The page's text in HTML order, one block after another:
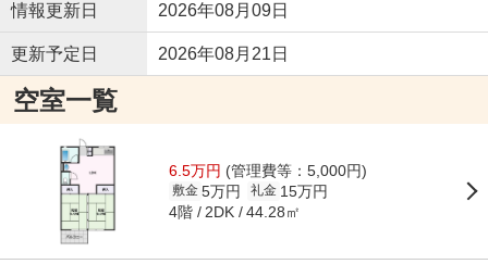
情報更新日 2026年08月09日
更新予定日 2026年08月21日
空室一覧
6.5万円 (管理費等：5,000円)
敷金 5万円 礼金 15万円
4階 2DK 44.28㎡